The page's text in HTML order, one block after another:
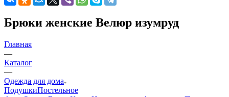
Брюки женские Велюр изумруд
Главная
—
Каталог
—
Одежда для дома
ПодушкиПостельное